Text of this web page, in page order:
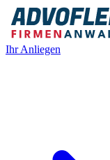
Ihr Anliegen